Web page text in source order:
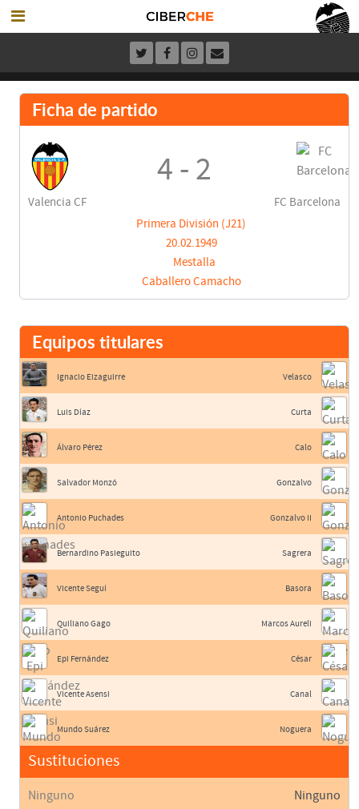
Ficha de partido
Valencia CF
4 - 2
FC Barcelona
Primera División (J21)
20.02.1949
Mestalla
Caballero Camacho
Equipos titulares
Ignacio Eizaguirre
Luis Díaz
Álvaro Pérez
Salvador Monzó
Antonio Puchades
Bernardino Pasieguito
Vicente Seguí
Quiliano Gago
Epi Fernández
Vicente Asensi
Mundo Suárez
Sustituciones
Ninguno
Velasco
Curta
Calo
Gonzalvo
Gonzalvo II
Sagrera
Basora
Marcos Aureli
César
Canal
Noguera
Ninguno